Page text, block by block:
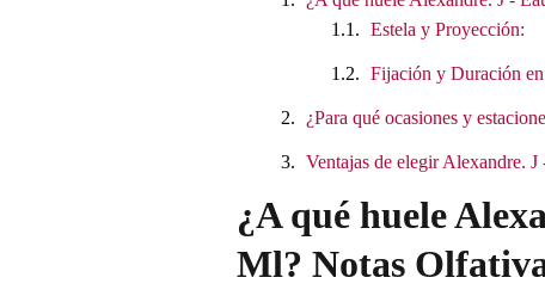
Estela y Proyección:
Fijación y Duración
¿Para qué ocasiones y
Ventajas de elegir Alexandre.
¿A qué huele
Ml? Notas